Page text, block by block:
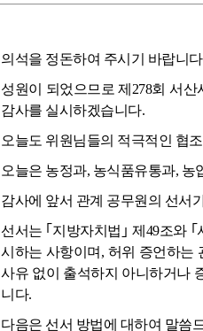
의석을 정돈하여 주시기 바랍니
성원이 되었으므로 제278회 서
감사를 실시하겠습니다.
오늘도 위원님들의 적극적인 협
오늘은 농정과, 농식품유통과,
감사에 앞서 관계 공무원의 선서
선서는 ｢지방자치법｣ 제49조와
시하는 사항이며, 허위 증언하는
사유 없이 출석하지 아니하거나
니다.
다음은 선서 방법에 대하여 말씀